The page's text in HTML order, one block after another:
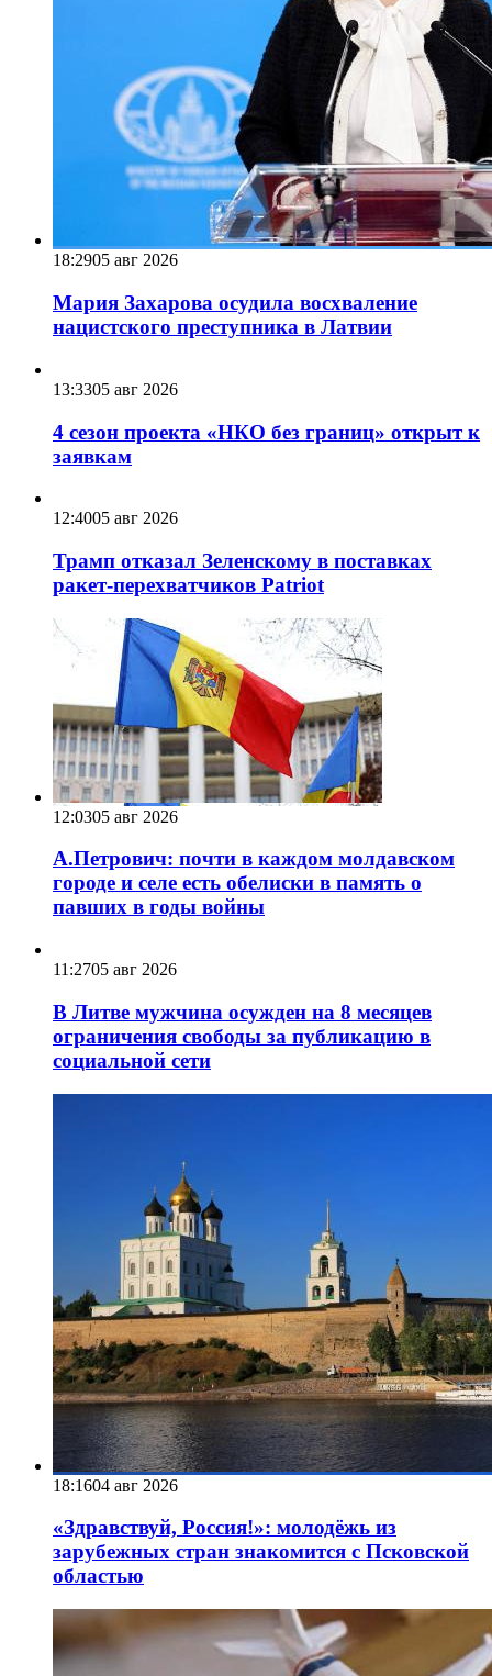
18:2905 авг 2026
Мария Захарова осудила восхваление
нацистского преступника в Латвии
13:3305 авг 2026
4 сезон проекта «НКО без границ» открыт к
заявкам
12:4005 авг 2026
Трамп отказал Зеленскому в поставках
ракет-перехватчиков Patriot
12:0305 авг 2026
А.Петрович: почти в каждом молдавском
городе и селе есть обелиски в память о
павших в годы войны
11:2705 авг 2026
В Литве мужчина осужден на 8 месяцев
ограничения свободы за публикацию в
социальной сети
18:1604 авг 2026
«Здравствуй, Россия!»: молодёжь из
зарубежных стран знакомится с Псковской
областью